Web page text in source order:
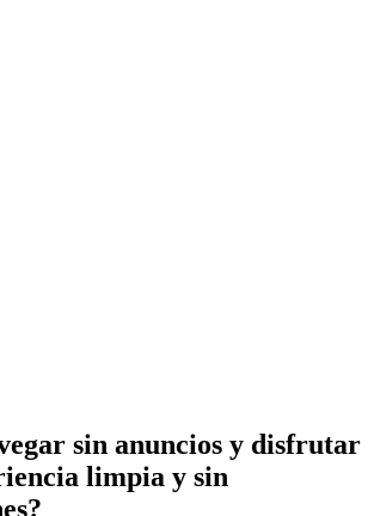
sin anuncios y disfrutar
limpia y sin